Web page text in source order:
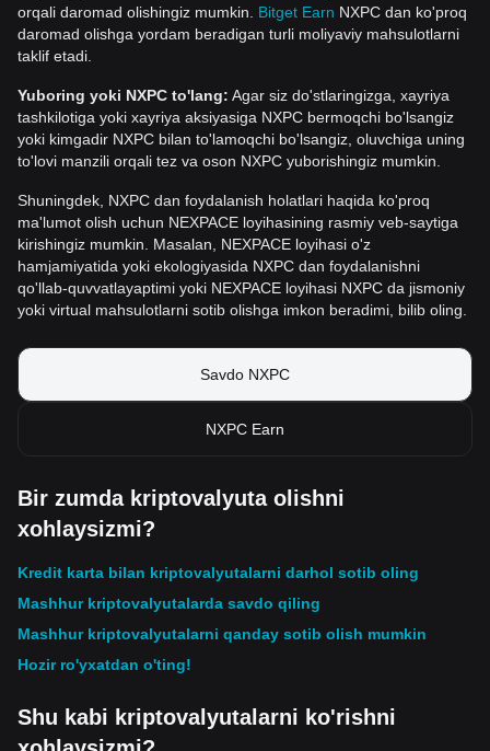
orqali daromad olishingiz mumkin. Bitget Earn NXPC dan ko'proq
daromad olishga yordam beradigan turli moliyaviy mahsulotlarni
taklif etadi.
Yuboring yoki NXPC to'lang: Agar siz do'stlaringizga, xayriya
tashkilotiga yoki xayriya aksiyasiga NXPC bermoqchi bo'lsangiz
yoki kimgadir NXPC bilan to'lamoqchi bo'lsangiz, oluvchiga uning
to'lovi manzili orqali tez va oson NXPC yuborishingiz mumkin.
Shuningdek, NXPC dan foydalanish holatlari haqida ko'proq
ma'lumot olish uchun NEXPACE loyihasining rasmiy veb-saytiga
kirishingiz mumkin. Masalan, NEXPACE loyihasi o'z
hamjamiyatida yoki ekologiyasida NXPC dan foydalanishni
qo'llab-quvvatlayaptimi yoki NEXPACE loyihasi NXPC da jismoniy
yoki virtual mahsulotlarni sotib olishga imkon beradimi, bilib oling.
Savdo NXPC
NXPC Earn
Bir zumda kriptovalyuta olishni
xohlaysizmi?
Kredit karta bilan kriptovalyutalarni darhol sotib oling
Mashhur kriptovalyutalarda savdo qiling
Mashhur kriptovalyutalarni qanday sotib olish mumkin
Hozir ro'yxatdan o'ting!
Shu kabi kriptovalyutalarni ko'rishni